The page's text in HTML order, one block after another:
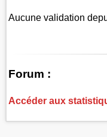
Aucune validation
Forum :
Accéder aux